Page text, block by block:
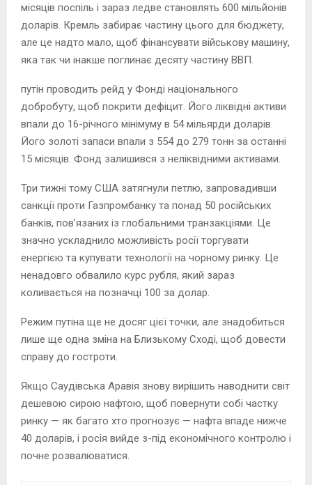
місяців поспіль і зараз ледве становлять 600 мільйонів
доларів. Кремль забирає частину цього для бюджету,
але це надто мало, щоб фінансувати військову машину,
яка так чи інакше поглинає десяту частину ВВП.
путін проводить рейд у Фонді національного
добробуту, щоб покрити дефіцит. Його ліквідні активи
впали до 16-річного мінімуму в 54 мільярди доларів.
Його золоті запаси впали з 554 до 279 тонн за останні
15 місяців. Фонд залишився з неліквідними активами.
Три тижні тому США затягнули петлю, запровадивши
санкції проти Газпромбанку та понад 50 російських
банків, пов’язаних із глобальними транзакціями. Це
значно ускладнило можливість росії торгувати
енергією та купувати технології на чорному ринку. Це
ненадовго обвалило курс рубля, який зараз
коливається на позначці 100 за долар.
Режим путіна ще не досяг цієї точки, але знадобиться
лише ще одна зміна на Близькому Сході, щоб довести
справу до гостроти.
Якщо Саудівська Аравія знову вирішить наводнити світ
дешевою сирою нафтою, щоб повернути собі частку
ринку — як багато хто прогнозує — нафта впаде нижче
40 доларів, і росія вийде з-під економічного контролю і
почне розвалюватися.